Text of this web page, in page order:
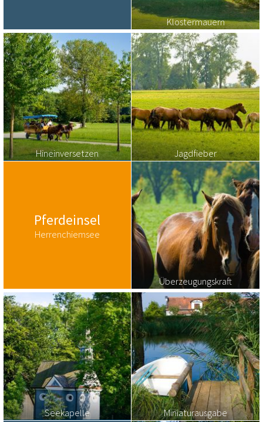
Klostermauern
Hineinversetzen Jagdfieber
Pferdeinsel
Herrenchiemsee
Überzeugungskraft
Seekapelle Miniaturausgabe